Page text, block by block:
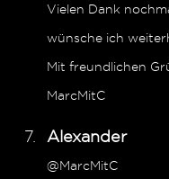
Vielen Dank
wünsche ich
Mit freundlichen
MarcMitC
Alexander
@MarcMitC